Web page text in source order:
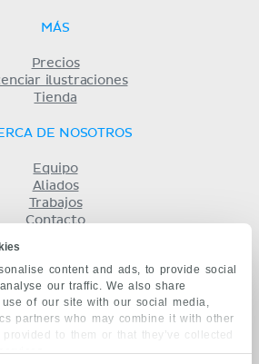
content and ads, to provide social
our traffic. We also share
of our site with our social media,
partners who may combine it with other
provided to them or that they’ve collected
MÁS
Precios
ilustraciones
Tienda
DE NOSOTROS
Equipo
Aliados
Trabajos
Contacto
y condiciones
Privacidad
KENHUB EN...
English